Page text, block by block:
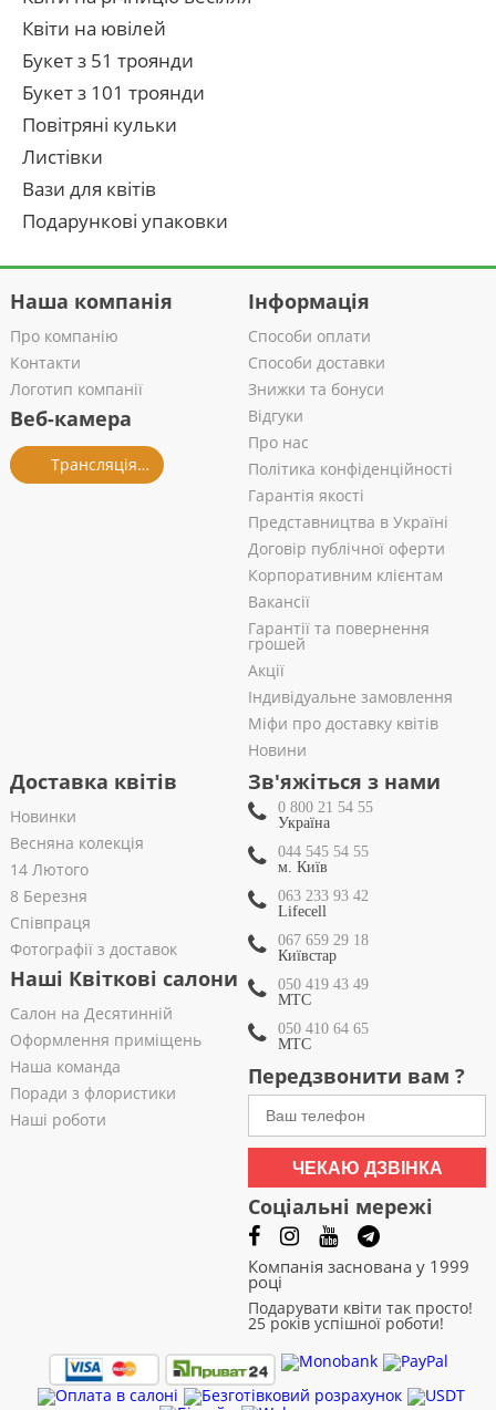
Квіти на ювілей
Букет з 51 троянди
Букет з 101 троянди
Повітряні кульки
Листівки
Вази для квітів
Подарункові упаковки
Наша компанія
Про компанію
Контакти
Логотип компанії
Веб-камера
Трансляція із салону
Інформація
Способи оплати
Способи доставки
Знижки та бонуси
Відгуки
Про нас
Політика конфіденційності
Гарантія якості
Представництва в Україні
Договір публічної оферти
Корпоративним клієнтам
Вакансії
Гарантії та повернення
грошей
Акції
Індивідуальне замовлення
Міфи про доставку квітів
Новини
Доставка квітів
Новинки
Весняна колекція
14 Лютого
8 Березня
Співпраця
Фотографії з доставок
Наші Квіткові салони
Салон на Десятинній
Оформлення приміщень
Наша команда
Поради з флористики
Наші роботи
Зв'яжіться з нами
0 800 21 54 55
Україна
044 545 54 55
м. Київ
063 233 93 42
Lifecell
067 659 29 18
Київстар
050 419 43 49
МТС
050 410 64 65
МТС
Передзвонити вам ?
ЧЕКАЮ ДЗВІНКА
Соціальні мережі
Компанія заснована у 1999
році
Подарувати квіти так просто!
25 років успішної роботи!